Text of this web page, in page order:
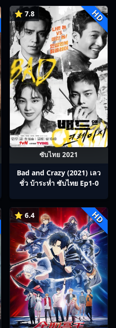
⭐ 7.8 HD
ซับไทย 2021
Bad and Crazy (2021) เลว
ชั่ว บ้าระห่ำ ซับไทย Ep1-0
⭐ 6.4 HD